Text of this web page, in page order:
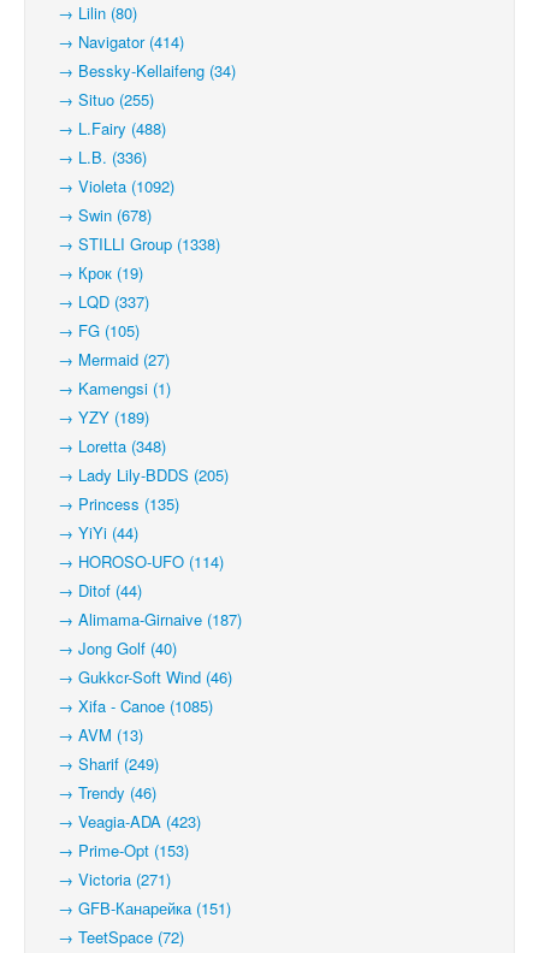
→ Lilin (80)
→ Navigator (414)
→ Bessky-Kellaifeng (34)
→ Situo (255)
→ L.Fairy (488)
→ L.B. (336)
→ Violeta (1092)
→ Swin (678)
→ STILLI Group (1338)
→ Крок (19)
→ LQD (337)
→ FG (105)
→ Mermaid (27)
→ Kamengsi (1)
→ YZY (189)
→ Loretta (348)
→ Lady Lily-BDDS (205)
→ Princess (135)
→ YiYi (44)
→ HOROSO-UFO (114)
→ Ditof (44)
→ Alimama-Girnaive (187)
→ Jong Golf (40)
→ Gukkcr-Soft Wind (46)
→ Xifa - Canoe (1085)
→ AVM (13)
→ Sharif (249)
→ Trendy (46)
→ Veagia-ADA (423)
→ Prime-Opt (153)
→ Victoria (271)
→ GFB-Канарейка (151)
→ TeetSpace (72)